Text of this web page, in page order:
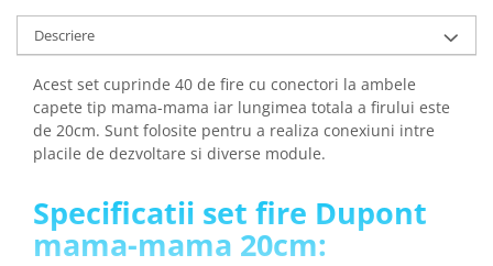
Protectii diferentiale RCCB
Dispozitive AFDD detectare defect
arc electric
Descarcatoare de Supratensiune
Contactoare
Blocuri de Distributie
Accesorii Tablouri Electrice
Stabilizatoare de Tensiune
Descriere
Acest set cuprinde 40 de fire cu conectori la ambele
capete tip mama-mama iar lungimea totala a firului este
de 20cm. Sunt folosite pentru a realiza conexiuni intre
placile de dezvoltare si diverse module.
Specificatii set fire Dupont
mama-mama 20cm: